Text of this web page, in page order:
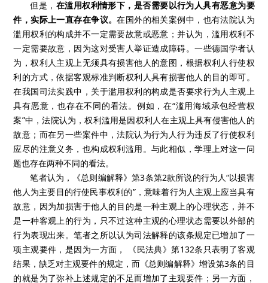
但是， 在滥用权利情形下，是否需要以行为人具有恶意为要
件，实际上一直存在争议。在国外的相关案例中，也有法院认为
滥用权利的构成并不一定需要故意或恶意；并认为，滥用权利不
一定需要故意，因为这对受害人举证造成障碍。一些德国学者认
为，权利人主观上无须具有损害他人的意图，根据权利人行使权
利的方式，依据客观标准判断权利人具有损害他人的目的即可。
在我国司法实践中，关于滥用权利的构成是否要求行为人主观上
具有恶意，也存在不同的看法。例如，在“滥用海域承包经营权
案”中，法院认为，权利滥用是因权利人在主观上具有侵害他人的
故意；而在另一些案件中，法院认为行为人行为违反了行使权利
应尽的注意义务，也构成权利滥用。与此相似，学理上对这一问
题也存在两种不同的看法。
笔者认为，《总则编解释》第3条第2款所说的行为人“以损害
他人为主要目的行使民事权利的”，意味着行为人主观上应当具有
故意，因为加损害于他人的目的是一种主观上的心理状态，并不
是一种客观上的行为，只不过这种主观的心理状态需要以外部的
行为表现出来。笔者之所以认为司法解释的该条规定已增加了一
项主观要件，是因为一方面，
《民法典》第132条只表明了客观
结果，缺乏对主观要件的规定，而《总则编解释》增设第3条的目
的就是为了弥补上述规定的不足而增加了主观要件；另一方面，